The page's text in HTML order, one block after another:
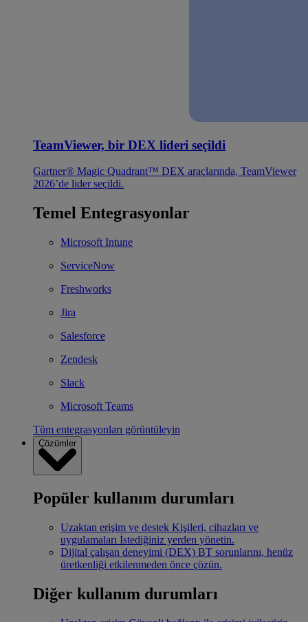
TeamViewer, bir DEX lideri seçildi
Gartner® Magic Quadrant™ DEX araçlarında, TeamViewer
2026’de lider seçildi.
Temel Entegrasyonlar
Microsoft Intune
ServiceNow
Freshworks
Jira
Salesforce
Zendesk
Slack
Microsoft Teams
Tüm entegrasyonları görüntüleyin
Çözümler
Popüler kullanım durumları
Uzaktan erişim ve destek Kişileri, cihazları ve
uygulamaları İstediğiniz yerden yönetin.
Dijital çalışan deneyimi (DEX) BT sorunlarını, henüz
üretkenliği etkilenmeden önce çözün.
Diğer kullanım durumları